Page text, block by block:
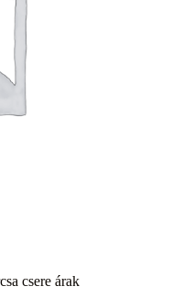
csere árak